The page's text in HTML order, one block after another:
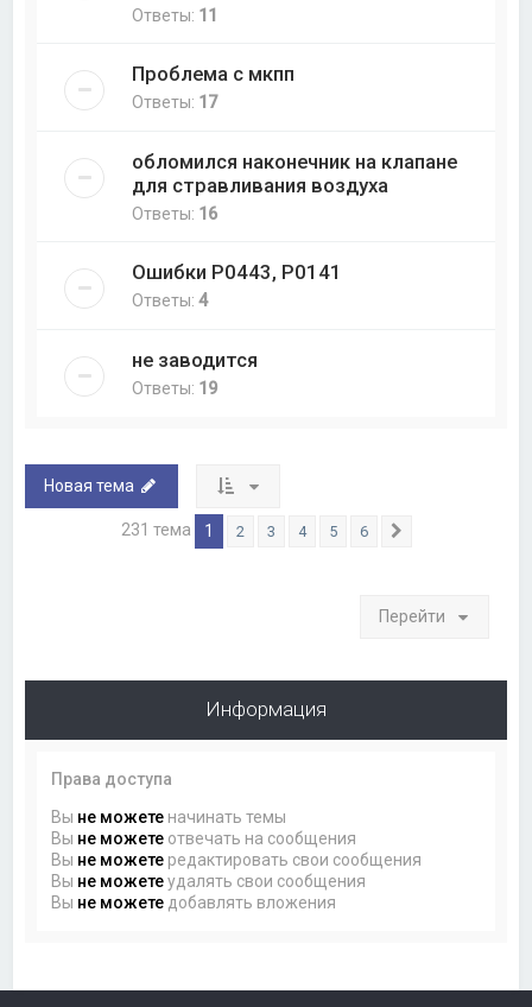
Ответы: 11
Проблема с мкпп
Ответы: 17
обломился наконечник на клапане
для стравливания воздуха
Ответы: 16
Ошибки P0443, P0141
Ответы:4
не заводится
Ответы: 19
Новая тема
231 тема 1 2 3 4 5 6
Перейти
Информация
Права доступа
Вы не можете начинать темы
Вы не можете отвечать на сообщения
Вы не можете редактировать свои сообщения
Вы не можетеудалять свои сообщения
Вы не можете добавлять вложения